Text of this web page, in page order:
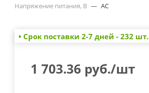
Напряжение питания, В — AC
• Cрок поставки 2-7 дней - 232 шт.
1 703.36 руб./шт